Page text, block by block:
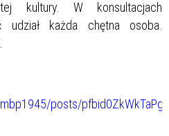
kultury. W konsultacjach
udział każda chętna osoba.
posts/